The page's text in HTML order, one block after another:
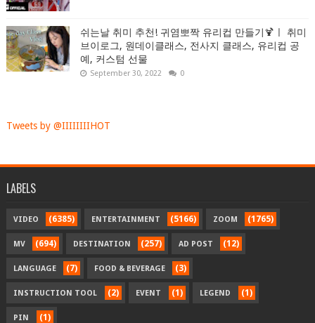
쉬는날 취미 추천! 귀염뽀짝 유리컵 만들기🍹ㅣ 취미
브이로그, 원데이클래스, 전사지 클래스, 유리컵 공
예, 커스텀 선물
September 30, 2022 0
Tweets by @IIIIIIIIHOT
LABELS
VIDEO (6385) ENTERTAINMENT (5166) ZOOM (1765)
MV (694) DESTINATION (257) AD POST (12)
LANGUAGE (7) FOOD & BEVERAGE (3)
INSTRUCTION TOOL (2) EVENT (1) LEGEND (1)
PIN (1)